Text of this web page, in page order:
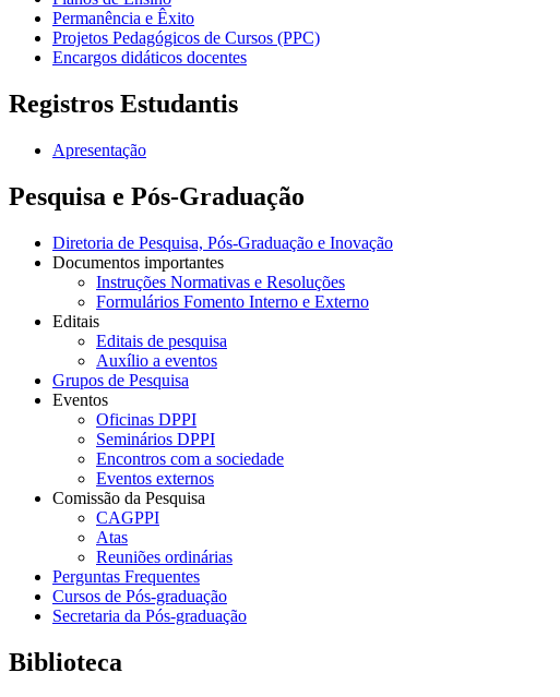
Permanência e Êxito
Projetos Pedagógicos de Cursos (PPC)
Encargos didáticos docentes
Registros Estudantis
Apresentação
Pesquisa e Pós-Graduação
Diretoria de Pesquisa, Pós-Graduação e Inovação
Documentos importantes
Instruções Normativas e Resoluções
Formulários Fomento Interno e Externo
Editais
Editais de pesquisa
Auxílio a eventos
Grupos de Pesquisa
Eventos
Oficinas DPPI
Seminários DPPI
Encontros com a sociedade
Eventos externos
Comissão da Pesquisa
CAGPPI
Atas
Reuniões ordinárias
Perguntas Frequentes
Cursos de Pós-graduação
Secretaria da Pós-graduação
Biblioteca